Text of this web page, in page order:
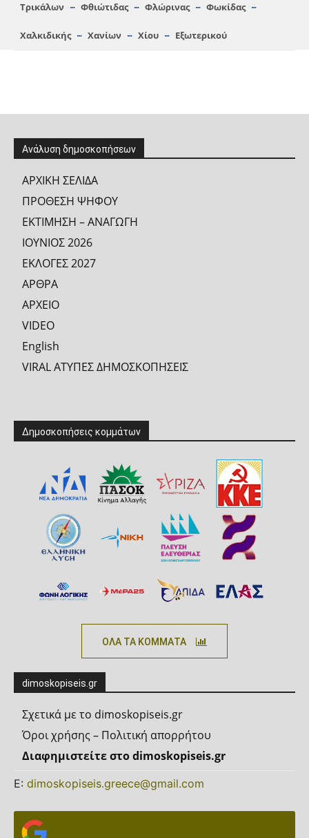
Τρικάλων Φθιώτιδας Φλώρινας Φωκίδας
Χαλκιδικής Χανίων Χίου Εξωτερικού
Ανάλυση δημοσκοπήσεων
ΑΡΧΙΚΗ ΣΕΛΙΔΑ
ΠΡΟΘΕΣΗ ΨΗΦΟΥ
ΕΚΤΙΜΗΣΗ – ΑΝΑΓΩΓΗ
ΙΟΥΝΙΟΣ 2026
ΕΚΛΟΓΕΣ 2027
ΑΡΘΡΑ
ΑΡΧΕΙΟ
VIDEO
English
VIRAL ΑΤΥΠΕΣ ΔΗΜΟΣΚΟΠΗΣΕΙΣ
Δημοσκοπήσεις κομμάτων
ΟΛΑ ΤΑ ΚΟΜΜΑΤΑ
dimoskopiseis.gr
Σχετικά με το dimoskopiseis.gr
Όροι χρήσης – Πολιτική απορρήτου
Διαφημιστείτε στο dimoskopiseis.gr
Ε: dimoskopiseis.greece@gmail.com